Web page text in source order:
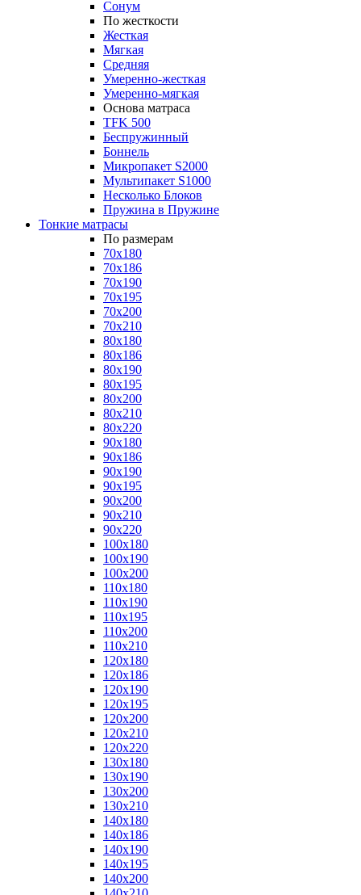
Сонум
По жесткости
Жесткая
Мягкая
Средняя
Умеренно-жесткая
Умеренно-мягкая
Основа матраса
TFK 500
Беспружинный
Боннель
Микропакет S2000
Мультипакет S1000
Несколько Блоков
Пружина в Пружине
Тонкие матрасы
По размерам
70x180
70x186
70x190
70x195
70x200
70x210
80x180
80x186
80x190
80x195
80x200
80x210
80x220
90x180
90x186
90x190
90x195
90x200
90x210
90x220
100x180
100x190
100x200
110x180
110x190
110x195
110x200
110x210
120x180
120x186
120x190
120x195
120x200
120x210
120x220
130x180
130x190
130x200
130x210
140x180
140x186
140x190
140x195
140x200